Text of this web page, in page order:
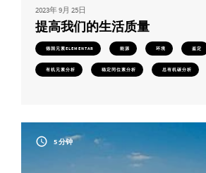
2023年 9月 25日
提高我们的生活质量
德国元素ELEMENTAR 能源 环境 鉴定
有机元素分析 稳定同位素分析 总有机碳分析
5 分钟